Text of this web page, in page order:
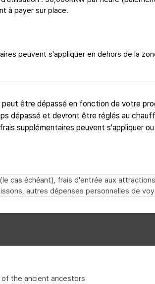
à payer sur place.
peuvent s'appliquer en dehors de la
être dépassé en fonction de votre
dépassé et devront être réglés au
supplémentaires peuvent s'appliquer
cas échéant), frais d'entrée aux
autres dépenses personnelles de
the ancient ancestors